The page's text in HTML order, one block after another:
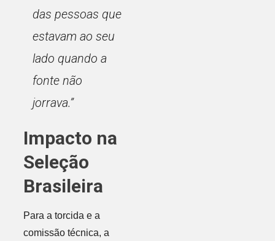
das pessoas que
estavam ao seu
lado quando a
fonte não
jorrava.”
Impacto na
Seleção
Brasileira
Para a torcida e a
comissão técnica, a